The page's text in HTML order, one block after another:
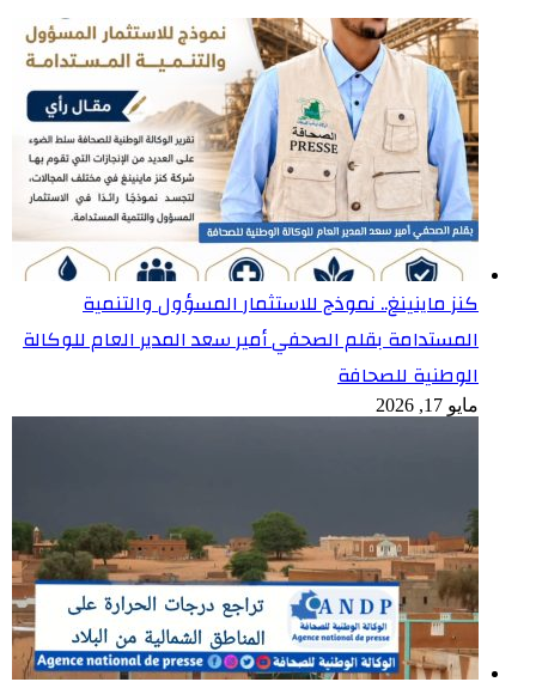
كنز ماينينغ.. نموذج للاستثمار المسؤول والتنمية
المستدامة بقلم الصحفي أمير سعد المدير العام للوكالة
الوطنية للصحافة
مايو 17, 2026